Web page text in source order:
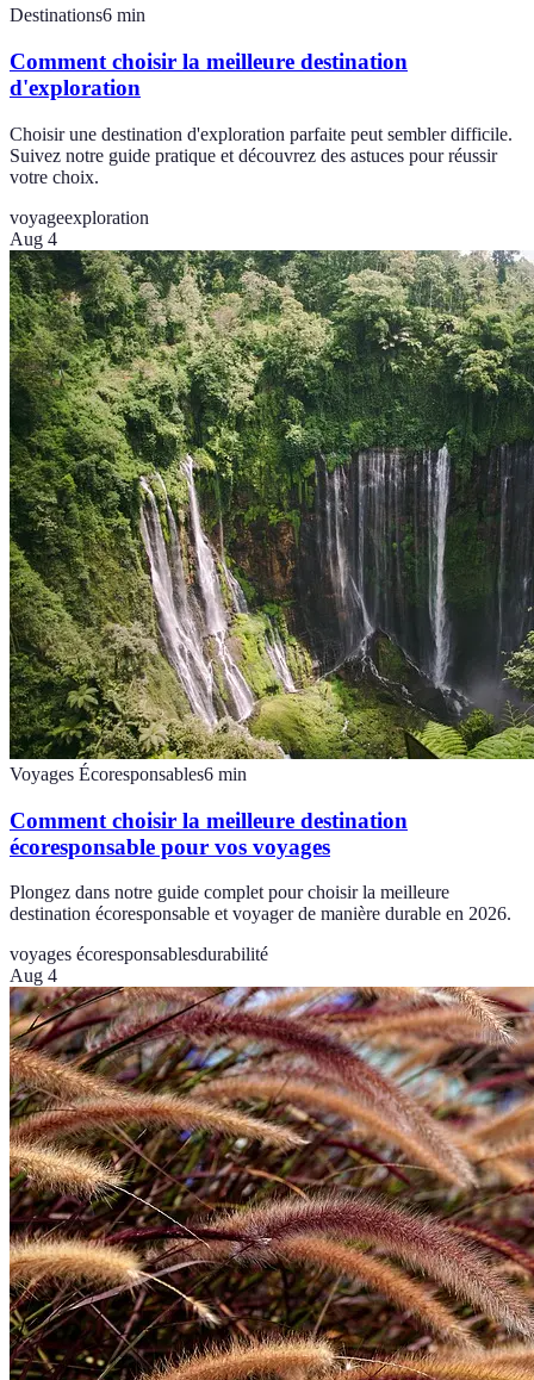
Destinations6 min
Comment choisir la meilleure destination
d'exploration
Choisir une destination d'exploration parfaite peut sembler difficile.
Suivez notre guide pratique et découvrez des astuces pour réussir
votre choix.
voyageexploration
Aug 4
Voyages Écoresponsables6 min
Comment choisir la meilleure destination
écoresponsable pour vos voyages
Plongez dans notre guide complet pour choisir la meilleure
destination écoresponsable et voyager de manière durable en 2026.
voyages écoresponsablesdurabilité
Aug 4